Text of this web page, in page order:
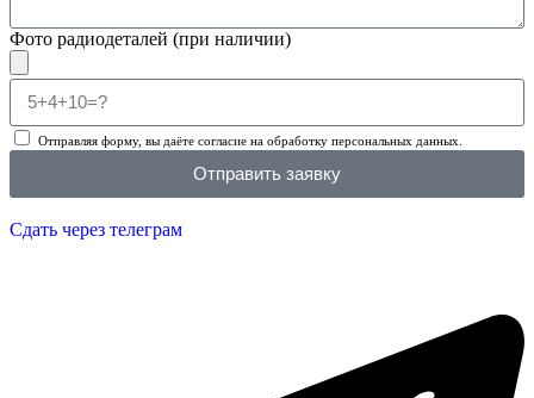
Фото радиодеталей (при наличии)
Отправляя форму, вы даёте согласие на обработку персональных данных.
Отправить заявку
Сдать через телеграм